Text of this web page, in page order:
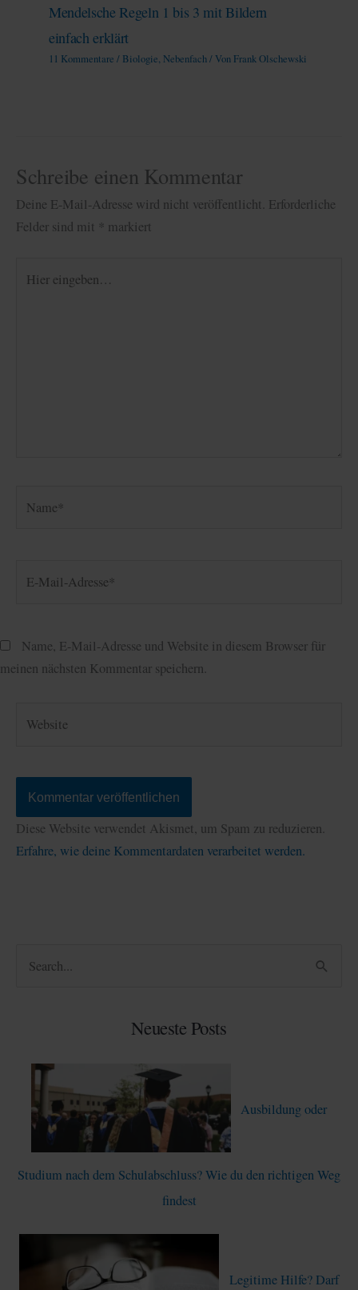
Mendelsche Regeln 1 bis 3 mit Bildern
einfach erklärt
11 Kommentare / Biologie, Nebenfach/ Von Frank Olschewski
Schreibe einen Kommentar
Deine E-Mail-Adresse wird nicht veröffentlicht. Erforderliche
Felder sind mit * markiert
eingeben…
Name, E-Mail-Adresse und Website in diesem Browser für
meinen nächsten Kommentar speichern.
Diese Website verwendet Akismet, um Spam zu reduzieren.
Erfahre, wie deine Kommentardaten verarbeitet werden.
Neueste Posts
Ausbildung oder
Studium nach dem Schulabschluss? Wie du den richtigen Weg
findest
Legitime Hilfe? Darf